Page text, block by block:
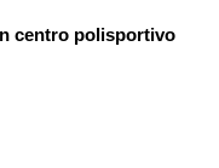
centro polisportivo